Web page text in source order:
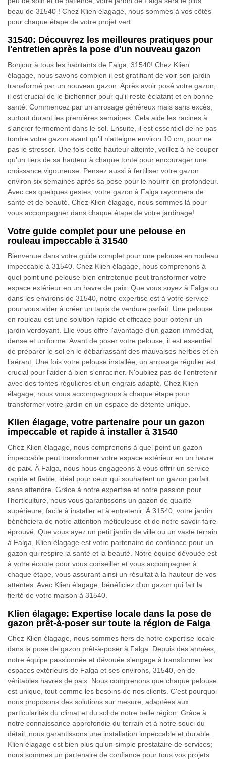
beau de 31540 ! Chez Klien élagage, nous sommes à vos côtés
pour chaque étape de votre projet vert.
31540: Découvrez les meilleures pratiques pour
l'entretien après la pose d'un nouveau gazon
Bonjour à tous les habitants de Falga, 31540! Chez Klien
élagage, nous savons combien il est gratifiant de voir son jardin
transformé par un nouveau gazon. Après avoir posé votre gazon,
il est crucial de le bichonner pour qu'il reste éclatant et en bonne
santé. Commencez par un arrosage généreux mais sans excès,
surtout durant les premières semaines. Cela aide les racines à
s'ancrer fermement dans le sol. Ensuite, il est essentiel de ne pas
tondre votre gazon avant qu'il n'atteigne environ 10 cm, pour ne
pas le stresser. Une fois cette hauteur atteinte, veillez à ne couper
qu'un tiers de sa hauteur à chaque tonte pour encourager une
croissance vigoureuse. Pensez aussi à fertiliser votre gazon
environ six semaines après sa pose pour le nourrir en profondeur.
Avec ces quelques gestes, votre gazon à Falga rayonnera de
santé et de beauté. Chez Klien élagage, nous sommes là pour
vous accompagner dans chaque étape de votre jardinage!
Votre guide complet pour une pelouse en
rouleau impeccable à 31540
Bienvenue dans votre guide complet pour une pelouse en rouleau
impeccable à 31540. Chez Klien élagage, nous comprenons à
quel point une pelouse bien entretenue peut transformer votre
espace extérieur en un havre de paix. Que vous soyez à Falga ou
dans les environs de 31540, notre expertise est à votre service
pour vous aider à créer un tapis de verdure parfait. Une pelouse
en rouleau est une solution rapide et efficace pour obtenir un
jardin verdoyant. Elle vous offre l'avantage d'un gazon immédiat,
dense et uniforme. Avant de poser votre pelouse, il est essentiel
de préparer le sol en le débarrassant des mauvaises herbes et en
l’aérant. Une fois votre pelouse installée, un arrosage régulier est
crucial pour l'aider à bien s'enraciner. N'oubliez pas de l'entretenir
avec des tontes régulières et un engrais adapté. Chez Klien
élagage, nous vous accompagnons à chaque étape pour
transformer votre jardin en un espace de détente unique.
Klien élagage, votre partenaire pour un gazon
impeccable et rapide à installer à 31540
Chez Klien élagage, nous comprenons à quel point un gazon
impeccable peut transformer votre espace extérieur en un havre
de paix. À Falga, nous nous engageons à vous offrir un service
rapide et fiable, idéal pour ceux qui souhaitent un gazon parfait
sans attendre. Grâce à notre expertise et notre passion pour
l'horticulture, nous vous garantissons un gazon de qualité
supérieure, facile à installer et à entretenir. À 31540, votre jardin
bénéficiera de notre attention méticuleuse et de notre savoir-faire
éprouvé. Que vous ayez un petit jardin de ville ou un vaste terrain
à Falga, Klien élagage est votre partenaire de confiance pour un
gazon qui respire la santé et la beauté. Notre équipe dévouée est
à votre écoute pour vous conseiller et vous accompagner à
chaque étape, vous assurant ainsi un résultat à la hauteur de vos
attentes. Avec Klien élagage, bénéficiez d'un gazon qui fait la
fierté de votre maison à 31540.
Klien élagage: Expertise locale dans la pose de
gazon prêt-à-poser sur toute la région de Falga
Chez Klien élagage, nous sommes fiers de notre expertise locale
dans la pose de gazon prêt-à-poser à Falga. Depuis des années,
notre équipe passionnée et dévouée s'engage à transformer les
espaces extérieurs de Falga et ses environs, 31540, en de
véritables havres de paix. Nous comprenons que chaque pelouse
est unique, tout comme les besoins de nos clients. C'est pourquoi
nous proposons des solutions sur mesure, adaptées aux
particularités du climat et du sol de notre belle région. Grâce à
notre connaissance approfondie du terrain et à notre souci du
détail, nous garantissons une installation impeccable et durable.
Klien élagage est bien plus qu'un simple prestataire de services;
nous sommes un partenaire de confiance pour tous vos projets